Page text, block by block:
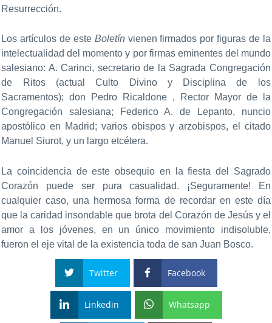
Resurrección.
Los artículos de esteBoletínvienen firmados por figuras de la
intelectualidad del momento y por firmas eminentes del mundo
salesiano: A. Carinci, secretario de la Sagrada Congregación
de Ritos (actual Culto Divino y Disciplina de los
Sacramentos); don Pedro Ricaldone , Rector Mayor de la
Congregación salesiana; Federico A. de Lepanto, nuncio
apostólico en Madrid; varios obispos y arzobispos, el citado
Manuel Siurot, y un largo etcétera.
La coincidencia de este obsequio en la fiesta del Sagrado
Corazón puede ser pura casualidad. ¡Seguramente! En
cualquier caso, una hermosa forma de recordar en este día
que la caridad insondable que brota del Corazón de Jesús y el
amor a los jóvenes, en un único movimiento indisoluble,
fueron el eje vital de la existencia toda de san Juan Bosco.
Twitter Facebook
Linkedin Whatsapp